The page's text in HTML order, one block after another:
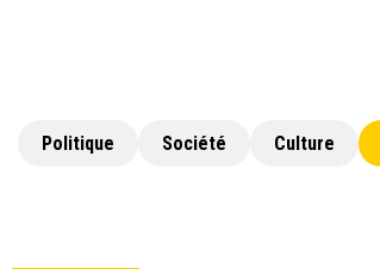
Politique Société Culture